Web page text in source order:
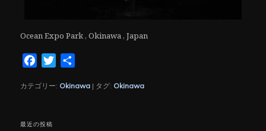
Ocean Expo Park , Okinawa , Japan
FacebookTwitter
カテゴリー: Okinawa | タグ: Okinawa
最近の投稿